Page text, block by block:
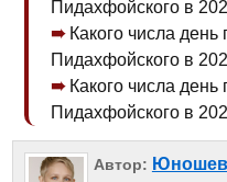
Пидахфойского в
Какого числа
Пидахфойского в
Какого числа
Пидахфойского в
Автор: